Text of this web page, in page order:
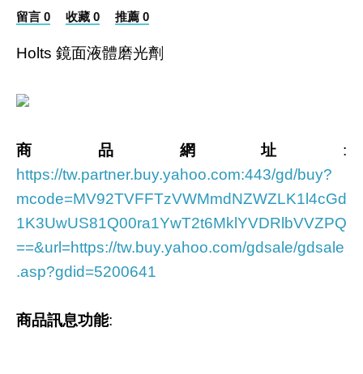
留言 0 收藏 0 推薦 0
Holts 鏡面液體磨光劑
商品網址 :
https://tw.partner.buy.yahoo.com:443/gd/buy?
mcode=MV92TVFFTzVWMmdNZWZLK1l4cGd
1K3UwUS81Q00ra1YwT2t6MklYVDRlbVVZPQ
==&url=https://tw.buy.yahoo.com/gdsale/gdsale
.asp?gdid=5200641
商品訊息功能: